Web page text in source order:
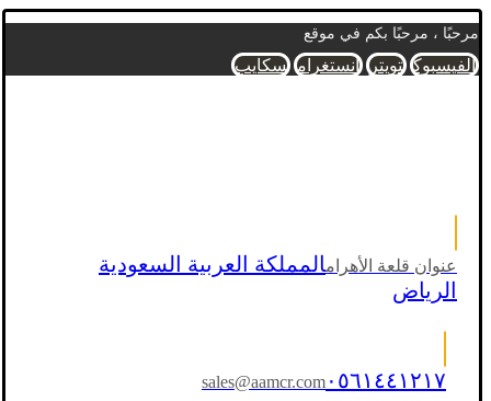
مرحبًا ، مرحبًا بكم في موقع
الفيسبوك تويتر انستغرام سكايب
عنوان قلعة الأهرامالمملكة العربية السعودية
الرياض
sales@aamcr.com ٠٥٦١٤٤١٢١٧